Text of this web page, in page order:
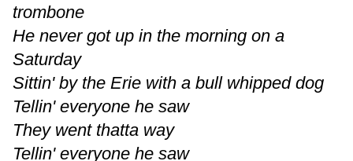
trombone
He never got up in the morning on a
Saturday
Sittin' by the Erie with a bull whipped dog
Tellin' everyone he saw
They went thatta way
Tellin' everyone he saw